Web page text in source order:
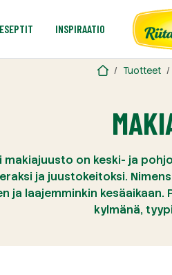
INSPIRAATIO
Tuotteet
makiajuusto on keski- ja
ja juustokeitoksi.
ja laajemminkin
kylmänä,